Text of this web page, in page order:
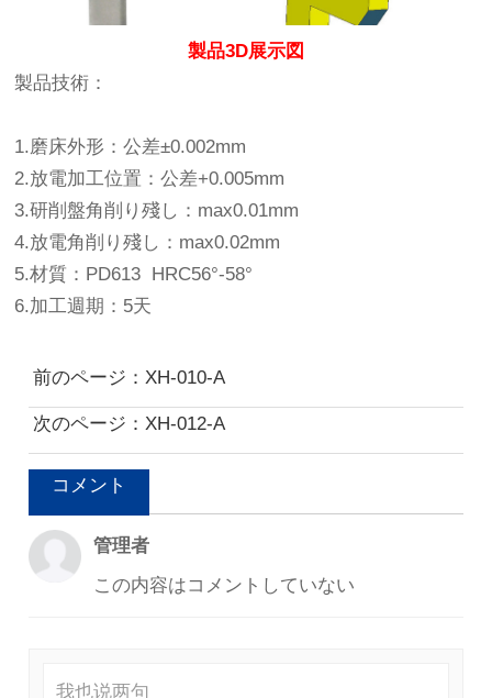
製品3D展示図
製品技術：
1.磨床外形：公差±0.002mm
2.放電加工位置：公差+0.005mm
3.研削盤角削り殘し：max0.01mm
4.放電角削り殘し：max0.02mm
5.材質：PD613 HRC56°-58°
6.加工週期：5天
前のページ：XH-010-A
次のページ：XH-012-A
コメント
管理者
この内容はコメントしていない